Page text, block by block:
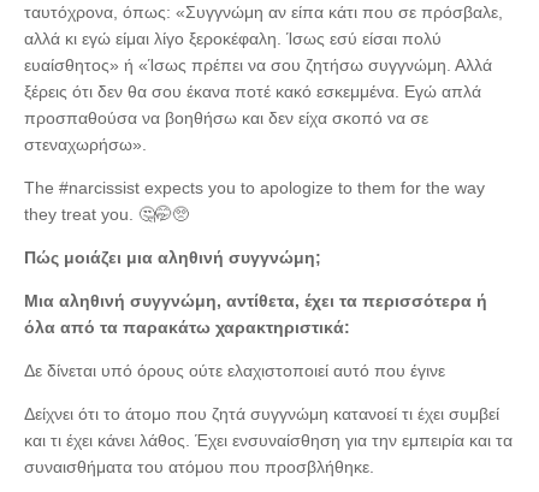
ταυτόχρονα, όπως: «Συγγνώμη αν είπα κάτι που σε πρόσβαλε,
αλλά κι εγώ είμαι λίγο ξεροκέφαλη. Ίσως εσύ είσαι πολύ
ευαίσθητος» ή «Ίσως πρέπει να σου ζητήσω συγγνώμη. Αλλά
ξέρεις ότι δεν θα σου έκανα ποτέ κακό εσκεμμένα. Εγώ απλά
προσπαθούσα να βοηθήσω και δεν είχα σκοπό να σε
στεναχωρήσω».
The #narcissist expects you to apologize to them for the way
they treat you. 🤔🤭🥺
Πώς μοιάζει μια αληθινή συγγνώμη;
Μια αληθινή συγγνώμη, αντίθετα, έχει τα περισσότερα ή
όλα από τα παρακάτω χαρακτηριστικά:
Δε δίνεται υπό όρους ούτε ελαχιστοποιεί αυτό που έγινε
Δείχνει ότι το άτομο που ζητά συγγνώμη κατανοεί τι έχει συμβεί
και τι έχει κάνει λάθος. Έχει ενσυναίσθηση για την εμπειρία και τα
συναισθήματα του ατόμου που προσβλήθηκε.